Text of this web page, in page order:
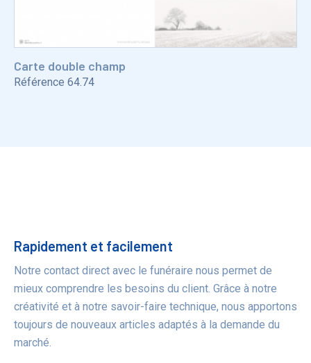
Carte double champ
Référence 64.74
Bénéfices
Rapidement et facilement
Notre contact direct avec le funéraire nous permet de
mieux comprendre les besoins du client. Grâce à notre
créativité et à notre savoir-faire technique, nous apportons
toujours de nouveaux articles adaptés à la demande du
marché.